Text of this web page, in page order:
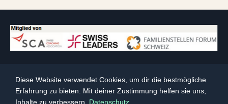
Diese Website verwendet Cookies, um dir die bestmögliche
Erfahrung zu bieten. Mit deiner Zustimmung helfen sie uns,
Inhalte zu verbessern. Datenschutz